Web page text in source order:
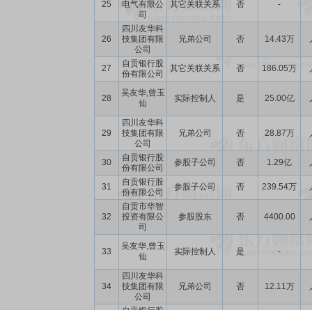
25
电气有限公
司
其它关联关系 否 -
26
四川友华科
技集团有限
公司
兄弟公司 否 14.43万
27
自贡银行股
份有限公司
其它关联关系 否 186.05万
28
吴友华,曾玉
仙
实际控制人 是 25.00亿
29
四川友华科
技集团有限
公司
兄弟公司 否 28.87万
30
自贡银行股
份有限公司
参股子公司 否 1.29亿
31
自贡银行股
份有限公司
参股子公司 否 239.54万
32
自贡市华智
投资有限公
司
参股股东 否 4400.00
33
吴友华,曾玉
仙
实际控制人 是 -
34
四川友华科
技集团有限
公司
兄弟公司 否 12.11万